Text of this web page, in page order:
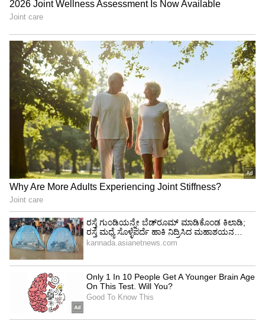
ಸಂದರ್ಭದಲ್ಲಿ, ಮಸ್ಕ್ ಟ್ವಿಟರ್ ಅನ್ನು ಸ್ವಾಧೀನಪಡಿಸಿಕೊಳ್ಳುವ
ಮೂರು ತಿಂಗಳಲ್ಲಿ ಮಾಡಬಹುದು ಎಂದು ಹೇಳಿದ್ದಾರೆ. ಆದರೆ
ಒಪ್ಪಂದವನ್ನು ಅನುಮೋದಿಸಲು ಟ್ವಿಟರ್ ಇನ್ನೂ ಷೇರುದಾರರ
ಮತಕ್ಕಾಗಿ ಪ್ರಾಕ್ಸಿಯನ್ನು ಸಲ್ಲಿಸಿಲ್ಲ ಮತ್ತು ಇನ್ನೂ ಬಾಕಿ
ಉಳಿದಿರುವ ಪ್ರಶ್ನೆಗಳನ್ನು ಪರಿಹರಿಸಬೇಕಾಗಿದೆ ಎಂದು ಅವರು
ತಿಳಿಸಿದ್ದಾರೆ.